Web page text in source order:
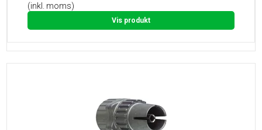
(inkl. moms)
Vis produkt